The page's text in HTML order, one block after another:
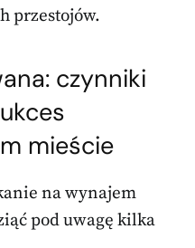
przestojów.
czynniki
mieście
na wynajem
pod uwagę kilka